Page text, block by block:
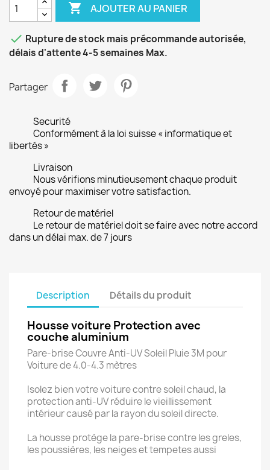
 AJOUTER AU PANIER
 Rupture de stock mais précommande autorisée,
délais d'attente 4-5 semaines Max.
Partager
Securité
Conformément à la loi suisse « informatique et
libertés »
Livraison
Nous vérifions minutieusement chaque produit
envoyé pour maximiser votre satisfaction.
Retour de matériel
Le retour de matériel doit se faire avec notre accord
dans un délai max. de 7 jours
Description Détails du produit
Housse voiture Protection avec
couche aluminium
Pare-brise Couvre Anti-UV Soleil Pluie 3M pour
Voiture de 4.0-4.3 mètres
Isolez bien votre voiture contre soleil chaud, la
protection anti-UV réduire le vieillissement
intérieur causé par la rayon du soleil directe.
La housse protège la pare-brise contre les greles,
les poussières, les neiges et tempetes aussi